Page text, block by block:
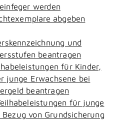
werden
abgeben
und
beantragen
für Kinder,
junge Erwachsene bei
beantragen
für junge
von Grundsicherung